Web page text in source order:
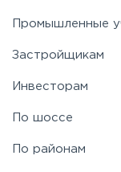
Промышленные
Застройщикам
Инвесторам
По шоссе
По районам